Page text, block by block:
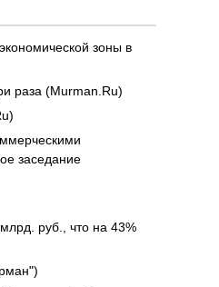
зоны в
раза (Murman.Ru)
заседание
руб., что на 43%